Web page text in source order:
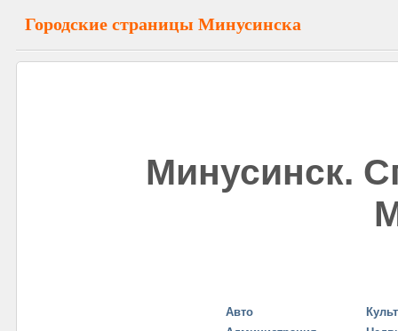
Городские страницы Минусинска
Минусинск.
Авто